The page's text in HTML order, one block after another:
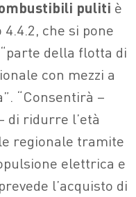
puliti è
che si pone
della flotta di
con mezzi a
“Consentirà –
di ridurre l’età
regionale tramite
elettrica e
l’acquisto di